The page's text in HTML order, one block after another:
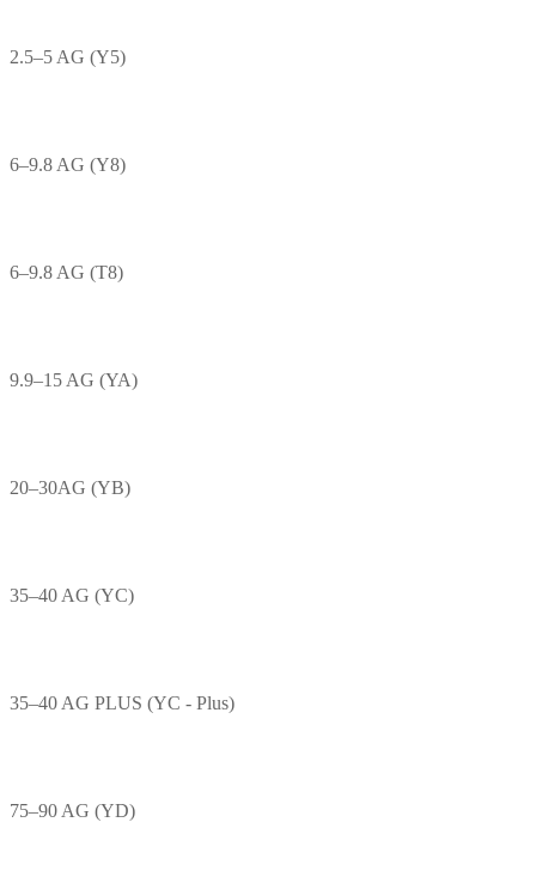
2.5–5 AG (Y5)
6–9.8 AG (Y8)
6–9.8 AG (T8)
9.9–15 AG (YA)
20–30AG (YB)
35–40 AG (YC)
35–40 AG PLUS (YC - Plus)
75–90 AG (YD)